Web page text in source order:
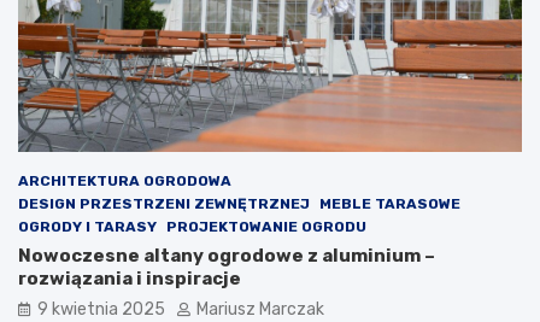
ARCHITEKTURA OGRODOWA
DESIGN PRZESTRZENI ZEWNĘTRZNEJ
MEBLE TARASOWE
OGRODY I TARASY
PROJEKTOWANIE OGRODU
Nowoczesne altany ogrodowe z aluminium –
rozwiązania i inspiracje
9 kwietnia 2025 Mariusz Marczak